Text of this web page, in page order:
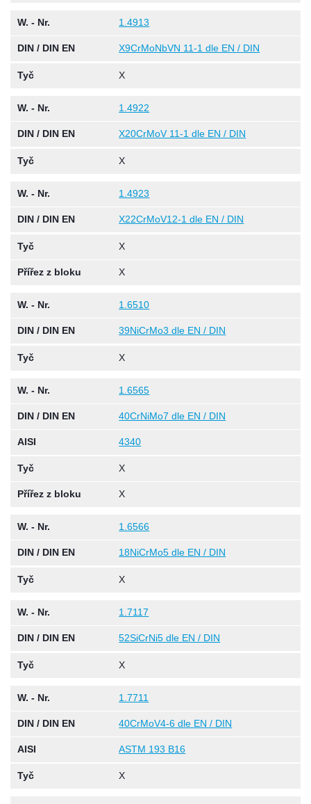
W. - Nr. 1.4913
DIN / DIN EN X9CrMoNbVN 11-1 dle EN / DIN
Tyč X
W. - Nr. 1.4922
DIN / DIN EN X20CrMoV 11-1 dle EN / DIN
Tyč X
W. - Nr. 1.4923
DIN / DIN EN X22CrMoV12-1 dle EN / DIN
Tyč X
Přířez z bloku X
W. - Nr. 1.6510
DIN / DIN EN 39NiCrMo3 dle EN / DIN
Tyč X
W. - Nr. 1.6565
DIN / DIN EN 40CrNiMo7 dle EN / DIN
AISI 4340
Tyč X
Přířez z bloku X
W. - Nr. 1.6566
DIN / DIN EN 18NiCrMo5 dle EN / DIN
Tyč X
W. - Nr. 1.7117
DIN / DIN EN 52SiCrNi5 dle EN / DIN
Tyč X
W. - Nr. 1.7711
DIN / DIN EN 40CrMoV4-6 dle EN / DIN
AISI ASTM 193 B16
Tyč X